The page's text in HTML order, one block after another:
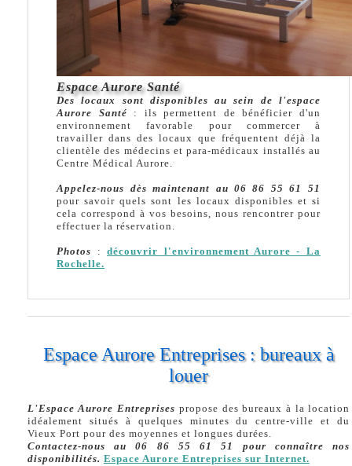
Espace Aurore Santé
Des locaux sont disponibles au sein de l'espace
Aurore Santé : ils permettent de bénéficier d'un
environnement favorable pour commercer à
travailler dans des locaux que fréquentent déjà la
clientèle des médecins et para-médicaux installés au
Centre Médical Aurore.
Appelez-nous dès maintenant au 06 86 55 61 51
pour savoir quels sont les locaux disponibles et si
cela correspond à vos besoins, nous rencontrer pour
effectuer la réservation.
Photos :découvrir l'environnement Aurore - La
Rochelle.
Espace Aurore Entreprises : bureaux à
louer
L'Espace Aurore Entreprises propose des bureaux à la location
idéalement situés à quelques minutes du centre-ville et du
Vieux Port pour des moyennes et longues durées.
Contactez-nous au 06 86 55 61 51 pour connaître nos
disponibilités. Espace Aurore Entreprises sur Internet.